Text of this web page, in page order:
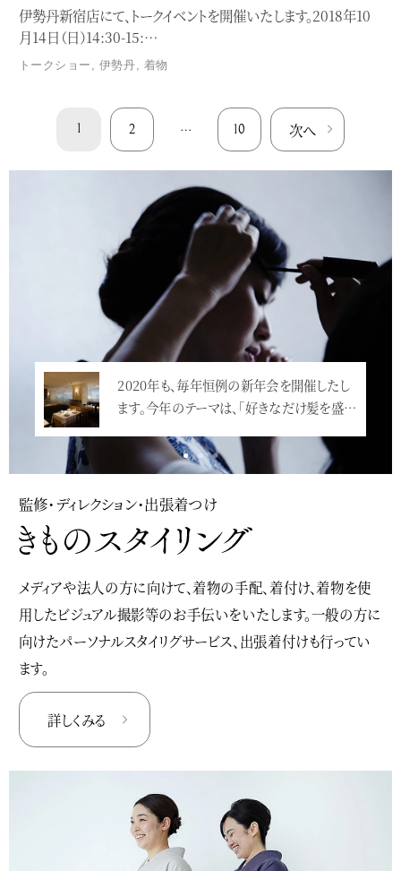
伊勢丹新宿店にて、トークイベントを開催いたします。2018年10
月14日（日）14:30-15:…
トークショー 伊勢丹 着物
1 2 … 10 次へ
Service
監修・ディレクション・出張着つけ
メディアや法人の方に向けて、着物の手配、着付け、着物を使
用したビジュアル撮影等のお手伝いをいたします。一般の方に
向けたパーソナルスタイリグサービス、出張着付けも行ってい
ます。
詳しくみる
YMSTUDIONewYearPartyでした。素敵
なレストランは、紀尾井町テラス3Fにある”イ